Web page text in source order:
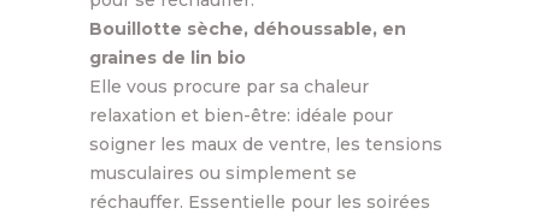
Bouillotte sèche, déhoussable, en
graines de lin bio
Elle vous procure par sa chaleur
relaxation et bien-être: idéale pour
soigner les maux de ventre, les tensions
musculaires ou simplement se
réchauffer. Essentielle pour les soirées